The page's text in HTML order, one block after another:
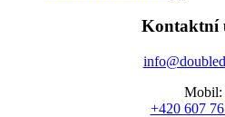
Kontaktní
Mobil:
+420 607